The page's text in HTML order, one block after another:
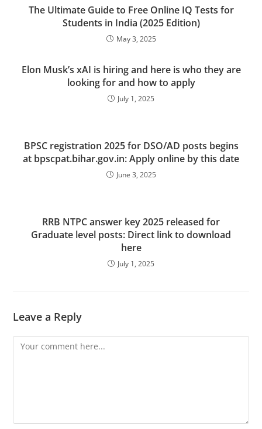
The Ultimate Guide to Free Online IQ Tests for
Students in India (2025 Edition)
May 3, 2025
Elon Musk’s xAI is hiring and here is who they are
looking for and how to apply
July 1, 2025
BPSC registration 2025 for DSO/AD posts begins
at bpscpat.bihar.gov.in: Apply online by this date
June 3, 2025
RRB NTPC answer key 2025 released for
Graduate level posts: Direct link to download
here
July 1, 2025
Leave a Reply
Comment